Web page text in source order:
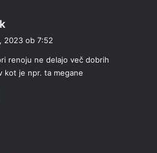
v
i
2023 ob 7:52
renoju ne delajo več dobrih
kot je npr. ta megane